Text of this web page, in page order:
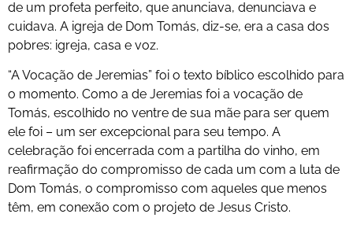
de um profeta perfeito, que anunciava, denunciava e
cuidava. A igreja de Dom Tomás, diz-se, era a casa dos
pobres: igreja, casa e voz.
“A Vocação de Jeremias” foi o texto bíblico escolhido para
o momento. Como a de Jeremias foi a vocação de
Tomás, escolhido no ventre de sua mãe para ser quem
ele foi – um ser excepcional para seu tempo. A
celebração foi encerrada com a partilha do vinho, em
reafirmação do compromisso de cada um com a luta de
Dom Tomás, o compromisso com aqueles que menos
têm, em conexão com o projeto de Jesus Cristo.